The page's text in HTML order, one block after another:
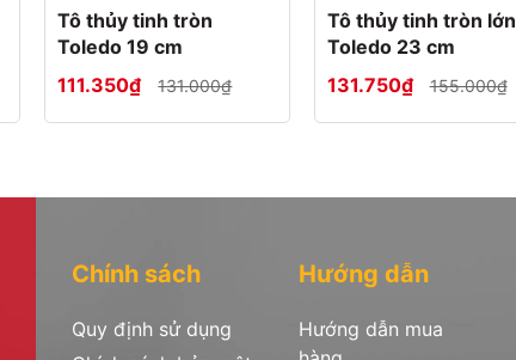
Tô thủy tinh tròn
Toledo 19 cm
111.350₫
131.000₫
Tô thủy tinh tròn lớn
Toledo 23 cm
131.750₫
155.000₫
Chính sách
Quy định sử dụng
Hướng dẫn
Hướng dẫn mua